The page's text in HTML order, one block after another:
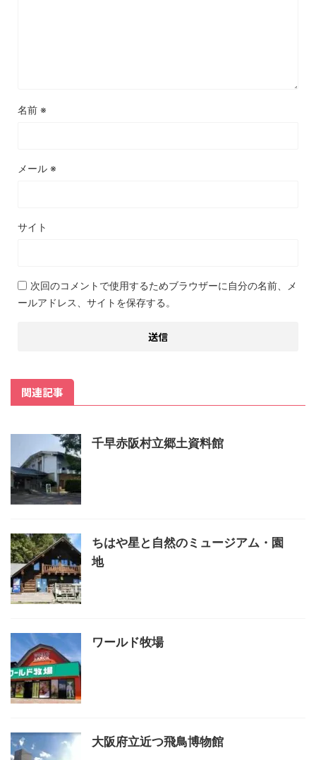
名前 ※
メール ※
サイト
次回のコメントで使用するためブラウザーに自分の名前、メ
ールアドレス、サイトを保存する。
関連記事
千早赤阪村立郷土資料館
ちはや星と自然のミュージアム・園
地
ワールド牧場
大阪府立近つ飛鳥博物館